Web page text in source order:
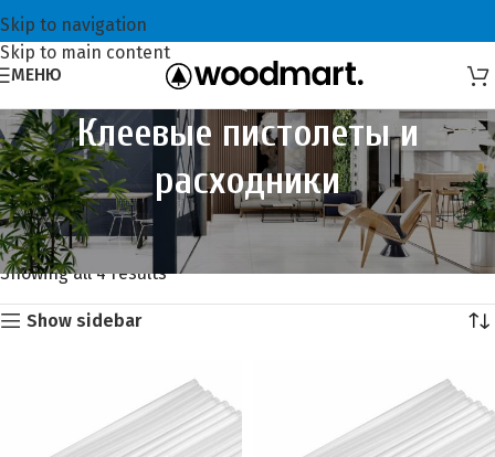
Skip to navigation
Skip to main content
МЕНЮ
Клеевые пистолеты и
расходники
Главная Инструменты
Клеевые пистолеты и расходники
Showing all 4 results
Show sidebar